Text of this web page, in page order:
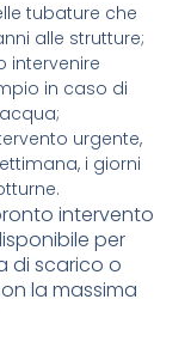
tubature che
alle strutture;
intervenire
in caso di
urgente,
i giorni
intervento
per
di scarico o
la massima